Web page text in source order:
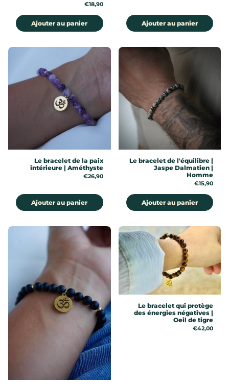
Prix:
€18,90
Ajouter au panier Ajouter au panier
Le bracelet de la paix
intérieure | Améthyste
Prix:
€26,90
Ajouter au panier
Le bracelet de l'équilibre |
Jaspe Dalmatien |
Homme
Prix:
€15,90
Ajouter au panier
Le bracelet qui protège
des énergies négatives |
Oeil de tigre
Prix:
€42,00